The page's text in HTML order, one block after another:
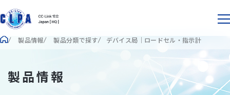
製品情報 製品分類で探す デバイス局｜ロードセル・指示計
製品情報